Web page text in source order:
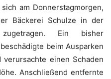
am Donnerstagmorgen,
Bäckerei Schulze in der
zugetragen. Ein bisher
beim Ausparken
einen Schaden
Anschließend entfernte